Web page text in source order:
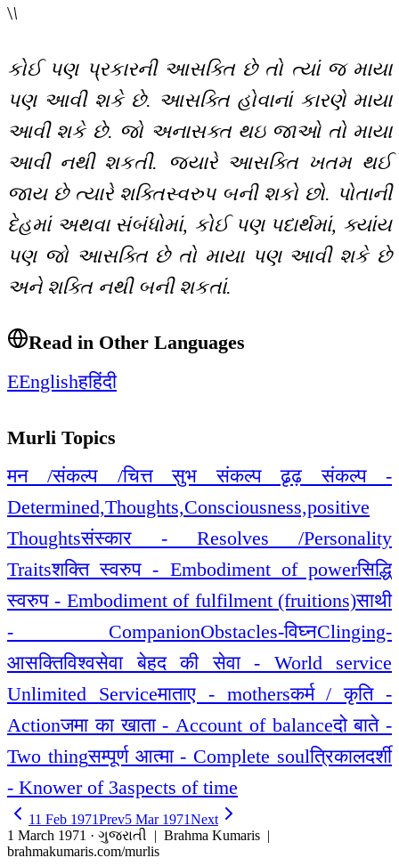
\\
કોઈ પણ પ્રકારની આસક્તિ છે તો ત્યાં જ માયા
પણ આવી શકે છે. આસક્તિ હોવાનાં કારણે માયા
આવી શકે છે. જો અનાસક્ત થઇ જાઓ તો માયા
આવી નથી શકતી. જયારે આસક્તિ ખતમ થઈ
જાય છે ત્યારે શક્તિસ્વરુપ બની શકો છો. પોતાની
દેહમાં અથવા સંબંધોમાં, કોઈ પણ પદાર્થમાં, ક્યાંય
પણ જો આસક્તિ છે તો માયા પણ આવી શકે છે
અને શક્તિ નથી બની શકતાં.
Read in Other Languages
EEnglishहहिंदी
Murli Topics
मन /संकल्प /चित्त सुभ संकल्प ढृढ़ संकल्प -
Determined,Thoughts,Consciousness,positive
Thoughtsसंस्कार - Resolves /Personality
Traitsशक्ति स्वरुप - Embodiment of powerसिद्धि
स्वरुप - Embodiment of fulfilment (fruitions)साथी
- CompanionObstacles-विघ्नClinging-
आसक्तिविश्वसेवा बेहद की सेवा - World service
Unlimited Serviceमाताए - mothersकर्म / कृति -
Actionजमा का खाता - Account of balanceदो बाते -
Two thingसम्पूर्ण आत्मा - Complete soulत्रिकालदर्शी
- Knower of 3aspects of time
11 Feb 1971Prev5 Mar 1971Next
1 March 1971 · ગુજરાતી | Brahma Kumaris |
brahmakumaris.com/murlis